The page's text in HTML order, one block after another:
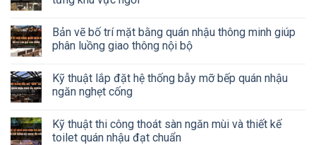
Bản vẽ bố trí mặt bằng quán nhậu thông minh giúp
phân luồng giao thông nội bộ
Kỹ thuật lắp đặt hệ thống bẫy mỡ bếp quán nhậu
ngăn nghẹt cống
Kỹ thuật thi công thoát sàn ngăn mùi và thiết kế
toilet quán nhậu đạt chuẩn